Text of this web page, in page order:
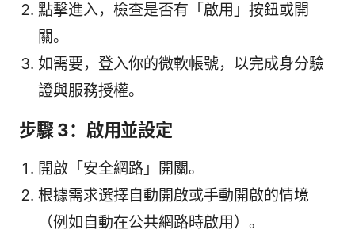
點擊進入，檢查是否有「啟用」按鈕或開
關。
如需要，登入你的微軟帳號，以完成身分驗
證與服務授權。
步驟 3：啟用並設定
開啟「安全網路」開關。
根據需求選擇自動開啟或手動開啟的情境
（例如自動在公共網路時啟用）。